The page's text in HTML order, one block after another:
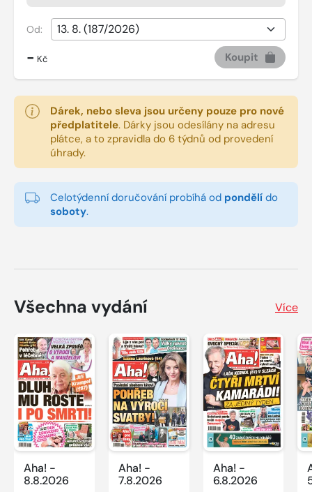
Od:
- Kč Koupit
Dárek, nebo sleva jsou určeny pouze pro nové
předplatitele. Dárky jsou odesílány na adresu
plátce, a to zpravidla do 6 týdnů od provedení
úhrady.
Celotýdenní doručování probíhá od pondělí do
soboty.
Všechna vydání Více
Aha! -
8.8.2026
Aha! -
7.8.2026
Aha! -
6.8.2026